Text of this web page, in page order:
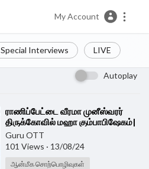
My Account
Special Interviews LIVE
Autoplay
⁣ராணிப்பேட்டை வீரமா முனீஸ்வரர்
திருக்கோவில் மஹா கும்பாபிஷேகம்|
Vellore Munishwar Temple
Kumbabishegam
Guru OTT
101 Views · 13/08/24
ஆன்மீக சொற்பொழிவுகள்